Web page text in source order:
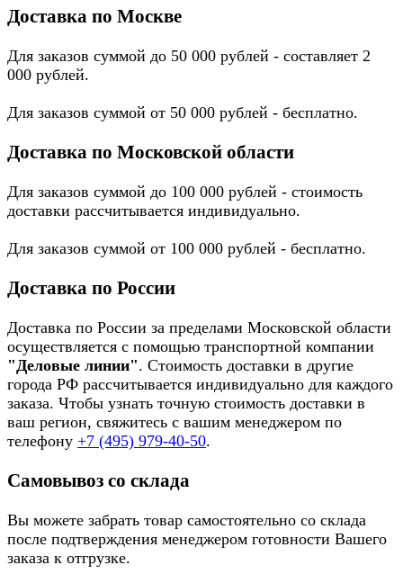
Доставка по Москве
Для заказов суммой до 50 000 рублей - составляет 2
000 рублей.
Для заказов суммой от 50 000 рублей - бесплатно.
Доставка по Московской области
Для заказов суммой до 100 000 рублей - стоимость
доставки рассчитывается индивидуально.
Для заказов суммой от 100 000 рублей - бесплатно.
Доставка по России
Доставка по России за пределами Московской области
осуществляется с помощью транспортной компании
"Деловые линии". Стоимость доставки в другие
города РФ рассчитывается индивидуально для каждого
заказа. Чтобы узнать точную стоимость доставки в
ваш регион, свяжитесь с вашим менеджером по
телефону +7 (495) 979-40-50.
Самовывоз со склада
Вы можете забрать товар самостоятельно со склада
после подтверждения менеджером готовности Вашего
заказа к отгрузке.